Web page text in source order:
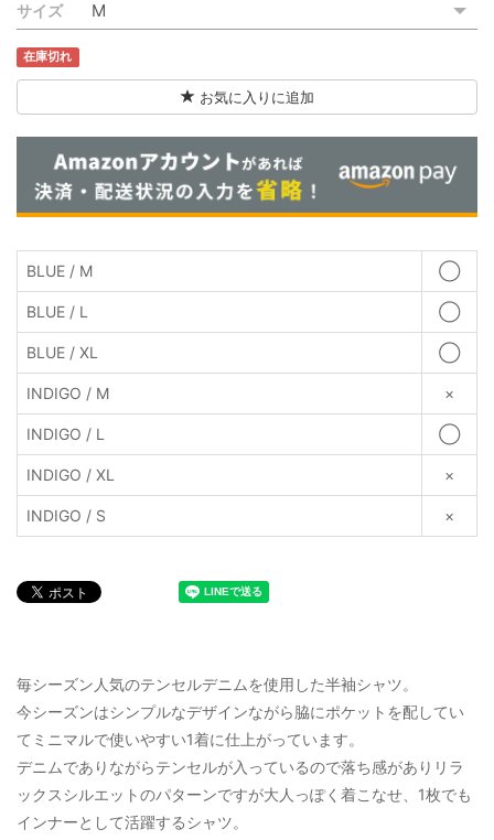
サイズ
在庫切れ
お気に入りに追加
BLUE / M ◯
BLUE / L ◯
BLUE / XL ◯
INDIGO / M ×
INDIGO / L ◯
INDIGO / XL ×
INDIGO / S ×
毎シーズン人気のテンセルデニムを使用した半袖シャツ。
今シーズンはシンプルなデザインながら脇にポケットを配してい
てミニマルで使いやすい1着に仕上がっています。
デニムでありながらテンセルが入っているので落ち感がありリラ
ックスシルエットのパターンですが大人っぽく着こなせ、1枚でも
インナーとして活躍するシャツ。